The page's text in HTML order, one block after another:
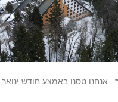
– אנחנו טסנו באמצע חודש ינואר ומזג